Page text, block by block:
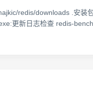
redis/downloads .安
更新日志检查 redis-